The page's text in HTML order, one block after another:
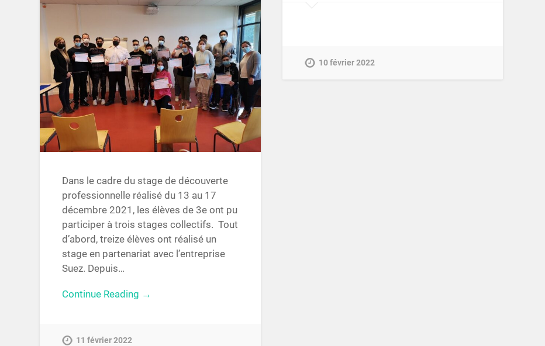
Dans le cadre du stage de découverte
professionnelle réalisé du 13 au 17
décembre 2021, les élèves de 3e ont pu
participer à trois stages collectifs. Tout
d’abord, treize élèves ont réalisé un
stage en partenariat avec l’entreprise
Suez. Depuis…
Continue Reading →
11 février 2022
10 février 2022